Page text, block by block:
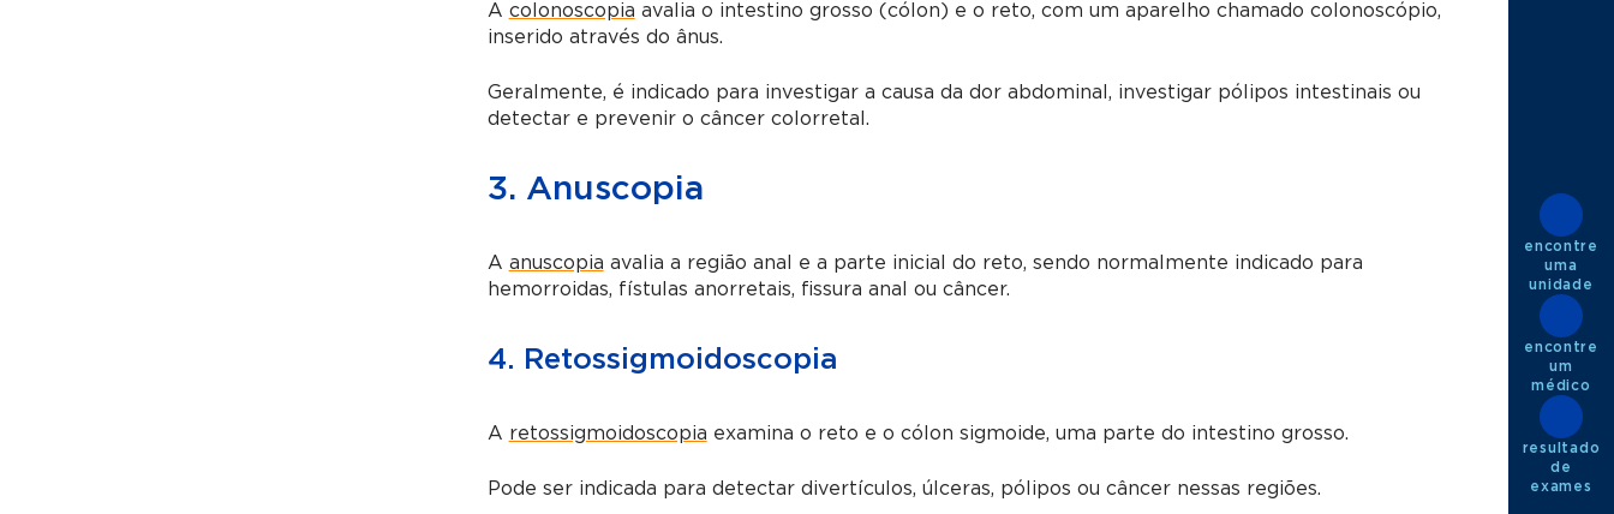
A colonoscopia avalia o intestino grosso (cólon) e o reto, com um aparelho chamado colonoscópio,
inserido através do ânus.
Geralmente, é indicado para investigar a causa da dor abdominal, investigar pólipos intestinais ou
detectar e prevenir o câncer colorretal.
3. Anuscopia
A anuscopia avalia a região anal e a parte inicial do reto, sendo normalmente indicado para
hemorroidas, fístulas anorretais, fissura anal ou câncer.
4. Retossigmoidoscopia
A retossigmoidoscopia examina o reto e o cólon sigmoide, uma parte do intestino grosso.
Pode ser indicada para detectar divertículos, úlceras, pólipos ou câncer nessas regiões.
encontre
uma
unidade
encontre
um
médico
resultado
de
exames